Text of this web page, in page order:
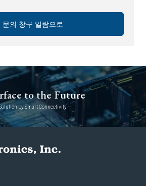
문의 창구 일람으로
to the Future
by Smart Connectivity -